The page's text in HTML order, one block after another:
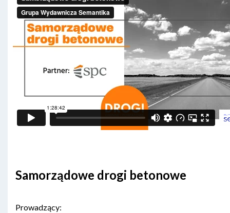
Samorządowe drogi betonowe
Prowadzący: